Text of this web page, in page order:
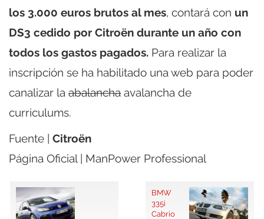
los 3.000 euros brutos al mes, contará con un
DS3 cedido por Citroën durante un año con
todos los gastos pagados. Para realizar la
inscripción se ha habilitado una web para poder
canalizar la abalancha avalancha de
curriculums.
Fuente | Citroën
Página Oficial | ManPower Professional
BMW
335i
Cabrio